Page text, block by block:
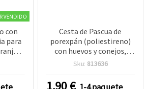
VENDIDO
con
para
Cesta de Pascua de
porexpán (poliestireno)
con huevos y conejos,
55x37 mm y 70x45 mm -
Sku: 813636
1.90€ 1-4 paquete